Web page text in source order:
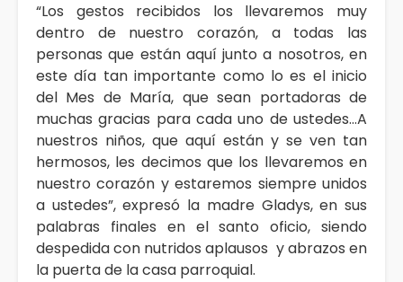
“Los gestos recibidos los llevaremos muy
dentro de nuestro corazón, a todas las
personas que están aquí junto a nosotros, en
este día tan importante como lo es el inicio
del Mes de María, que sean portadoras de
muchas gracias para cada uno de ustedes…A
nuestros niños, que aquí están y se ven tan
hermosos, les decimos que los llevaremos en
nuestro corazón y estaremos siempre unidos
a ustedes”, expresó la madre Gladys, en sus
palabras finales en el santo oficio, siendo
despedida con nutridos aplausos y abrazos en
la puerta de la casa parroquial.